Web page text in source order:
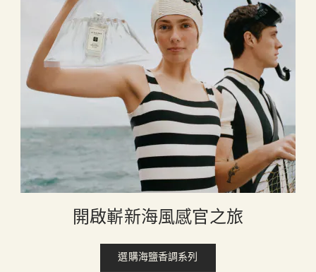
開啟嶄新海風感官之旅
選購海鹽香調系列